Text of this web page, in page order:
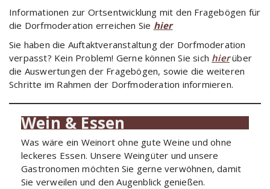
Informationen zur Ortsentwicklung mit den Fragebögen für
die Dorfmoderation erreichen Sie hier
Sie haben die Auftaktveranstaltung der Dorfmoderation
verpasst? Kein Problem! Gerne können Sie sich hierüber
die Auswertungen der Fragebögen, sowie die weiteren
Schritte im Rahmen der Dorfmoderation informieren.
Wein & Essen
Was wäre ein Weinort ohne gute Weine und ohne
leckeres Essen. Unsere Weingüter und unsere
Gastronomen möchten Sie gerne verwöhnen, damit
Sie verweilen und den Augenblick genießen.